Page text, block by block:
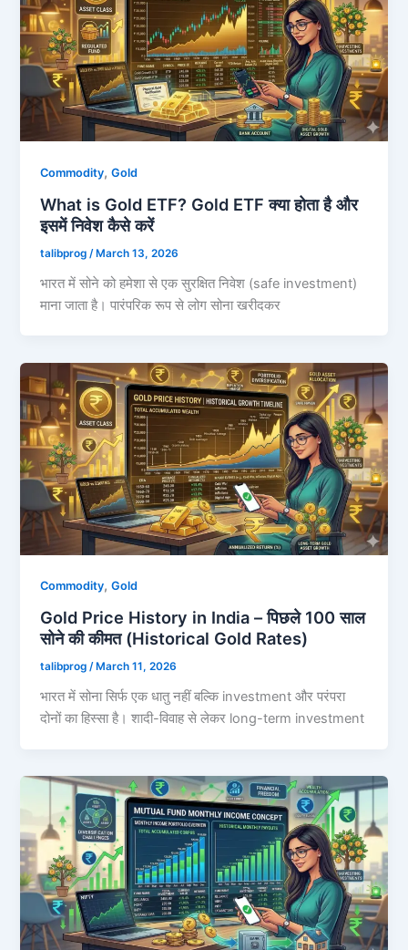
Commodity,Gold
What is Gold ETF? Gold ETF क्या होता है और
इसमें निवेश कैसे करें
talibprog /March 13, 2026
भारत में सोने को हमेशा से एक सुरक्षित निवेश (safe investment)
माना जाता है। पारंपरिक रूप से लोग सोना खरीदकर
Commodity,Gold
Gold Price History in India – पिछले 100 साल
सोने की कीमत (Historical Gold Rates)
talibprog/ March 11, 2026
भारत में सोना सिर्फ एक धातु नहीं बल्कि investment और परंपरा
दोनों का हिस्सा है। शादी-विवाह से लेकर long-term investment